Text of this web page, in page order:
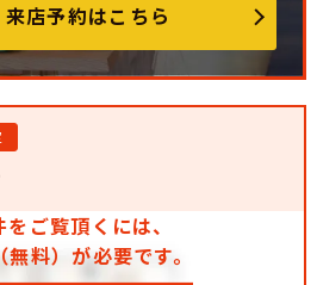
来店予約はこちら
ご覧頂くには、
料）が必要です。